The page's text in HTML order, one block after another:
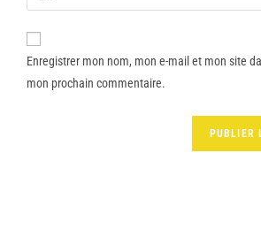
Enregistrer mon nom, mon e-mail et mon site
mon prochain commentaire.